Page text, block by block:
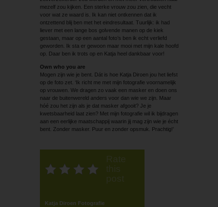
mezelf zou kijken. Een sterke vrouw zou zien, die vecht
voor wat ze waard is. Ik kan niet ontkennen dat ik
ontzettend blij ben met het eindresultaat. Tuurlijk: ik had
liever met een lange bos golvende manen op de kiek
gestaan, maar op een aantal foto’s ben ik echt verliefd
geworden. Ik sta er gewoon maar mooi met mijn kale hoofd
op. Daar ben ik trots op en Katja heel dankbaar voor!
Own who you are
Mogen zijn wie je bent. Dát is hoe Katja Diroen jou het liefst
op de foto zet. ‘Ik richt me met mijn fotografie voornamelijk
op vrouwen. We dragen zo vaak een masker en doen ons
naar de buitenwereld anders voor dan wie we zijn. Maar
hóé zou het zijn als je dat masker afgooit? Je je
kwetsbaarheid laat zien? Met mijn fotografie wil ik bijdragen
aan een eerlijke maatschappij waarin jij mag zijn wie je écht
bent. Zonder masker. Puur en zonder opsmuk. Prachtig!’
Katja Diroen Fotografie